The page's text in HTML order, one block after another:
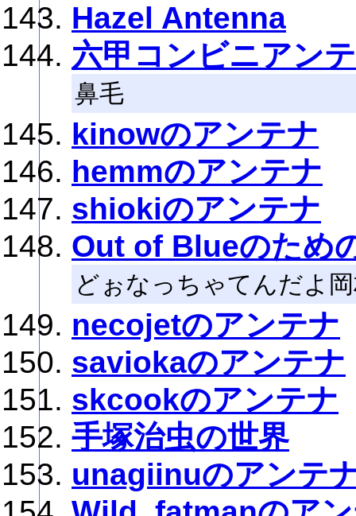
Hazel Antenna
六甲コンビニアン
鼻毛
kinowのアンテナ
hemmのアンテナ
shiokiのアンテナ
Out of Blueのため
どぉなっちゃてんだよ
necojetのアンテナ
saviokaのアンテナ
skcookのアンテナ
手塚治虫の世界
unagiinuのアンテ